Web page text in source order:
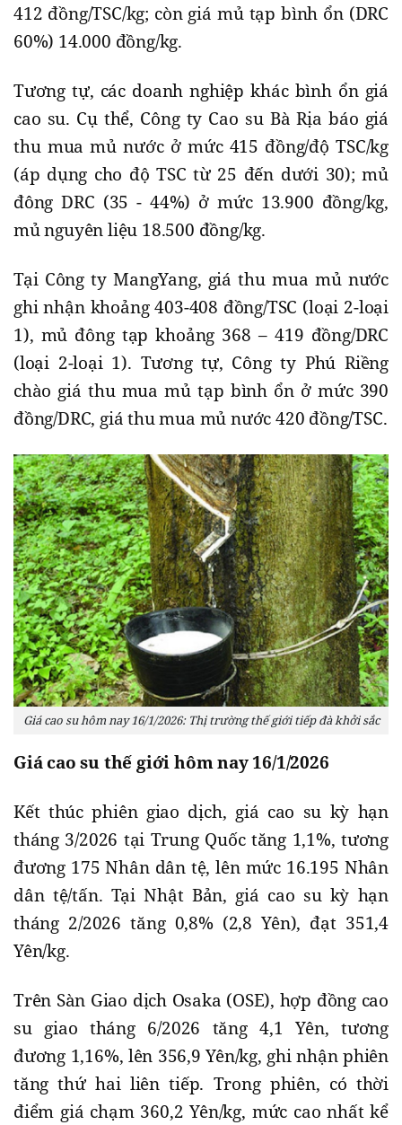
412 đồng/TSC/kg; còn giá mủ tạp bình ổn (DRC
60%) 14.000 đồng/kg.
Tương tự, các doanh nghiệp khác bình ổn giá
cao su. Cụ thể, Công ty Cao su Bà Rịa báo giá
thu mua mủ nước ở mức 415 đồng/độ TSC/kg
(áp dụng cho độ TSC từ 25 đến dưới 30); mủ
đông DRC (35 - 44%) ở mức 13.900 đồng/kg,
mủ nguyên liệu 18.500 đồng/kg.
Tại Công ty MangYang, giá thu mua mủ nước
ghi nhận khoảng 403-408 đồng/TSC (loại 2-loại
1), mủ đông tạp khoảng 368 – 419 đồng/DRC
(loại 2-loại 1). Tương tự, Công ty Phú Riềng
chào giá thu mua mủ tạp bình ổn ở mức 390
đồng/DRC, giá thu mua mủ nước 420 đồng/TSC.
Giá cao su hôm nay 16/1/2026: Thị trường thế giới tiếp đà khởi sắc
Giá cao su thế giới hôm nay 16/1/2026
Kết thúc phiên giao dịch, giá cao su kỳ hạn
tháng 3/2026 tại Trung Quốc tăng 1,1%, tương
đương 175 Nhân dân tệ, lên mức 16.195 Nhân
dân tệ/tấn. Tại Nhật Bản, giá cao su kỳ hạn
tháng 2/2026 tăng 0,8% (2,8 Yên), đạt 351,4
Yên/kg.
Trên Sàn Giao dịch Osaka (OSE), hợp đồng cao
su giao tháng 6/2026 tăng 4,1 Yên, tương
đương 1,16%, lên 356,9 Yên/kg, ghi nhận phiên
tăng thứ hai liên tiếp. Trong phiên, có thời
điểm giá chạm 360,2 Yên/kg, mức cao nhất kể